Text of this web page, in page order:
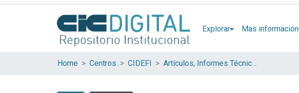
Explorar Mas información
Home Centros CIDEFI Artículos, Informes Técnicos y presentaciones en Congresos